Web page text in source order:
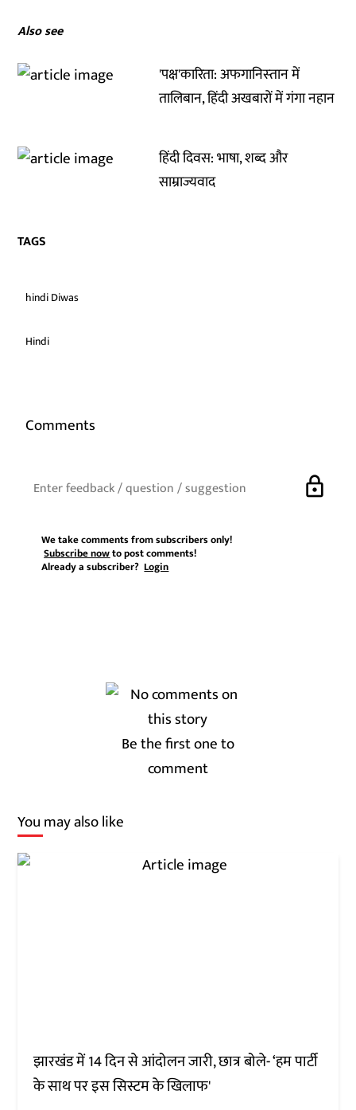
Also see
'पक्ष'कारिता: अफगानिस्‍तान में
तालिबान, हिंदी अखबारों में गंगा नहान
हिंदी दिवस: भाषा, शब्द और
साम्राज्यवाद
TAGS
hindi Diwas
Hindi
Comments
lock
We take comments from subscribers only!
Subscribe nowto post comments!
Already a subscriber?Login
Be the first one to
comment
You may also like
झारखंड में 14 दिन से आंदोलन जारी, छात्र बोले- ‘हम पार्टी
के साथ पर इस सिस्टम के खिलाफ'